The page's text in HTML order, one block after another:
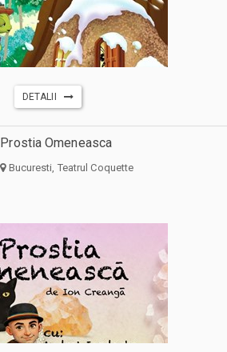
DETALII
Prostia Omeneasca
Bucuresti, Teatrul Coquette